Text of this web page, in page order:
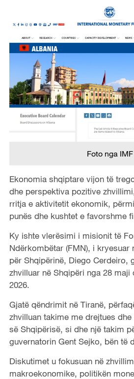
Foto nga IMF
Ekonomia shqiptare vijon të
dhe perspektiva pozitive
rritja e aktivitetit ekonomik,
punës dhe kushtet e favorshme
Ky ishte vlerësimi i misionit të
Ndërkombëtar (FMN), i kryesuar
për Shqipërinë, Diego Cerdeiro,
zhvilluar në Shqipëri nga 28
2026.
Gjatë qëndrimit në Tiranë,
zhvilluan takime me drejtues
së Shqipërisë, si dhe një takim
guvernatorin Gent Sejko, bën të
Diskutimet u fokusuan në
makroekonomike, politikën